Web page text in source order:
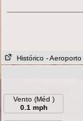
Histórico - Aeroporto
Vento (Méd )
0.1 mph